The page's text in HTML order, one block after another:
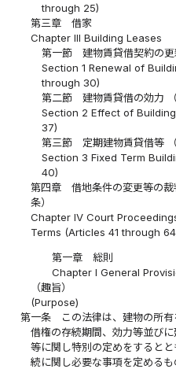
through 25)
第三章 借家
Chapter III Building Leases
第一節 建物賃貸借契約の更
Section 1 Renewal of
through 30)
第二節 建物賃貸借の効力
Section 2 Effect of
37)
第三節 定期建物賃貸借等
Section 3 Fixed Term
40)
第四章 借地条件の変更等の
条）
Chapter IV Court
Terms (Articles 41 through
第一章 総則
Chapter I General
（趣旨）
(Purpose)
第一条
この法律は、建物の所
借権の存続期間、効力等並び
等に関し特別の定めをすると
続に関し必要な事項を定めるも